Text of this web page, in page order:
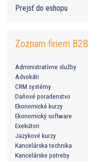
Prejsť do eshopu
Zoznam firiem B2B
Administratívne služby
Advokáti
CRM systémy
Daňové poradenstvo
Ekonomické kurzy
Ekonomický software
Exekútori
Jazykové kurzy
Kancelárska technika
Kancelárske potreby